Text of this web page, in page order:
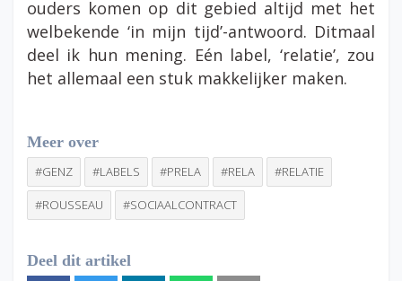
ouders komen op dit gebied altijd met het
welbekende ‘in mijn tijd’-antwoord. Ditmaal
deel ik hun mening. Eén label, ‘relatie’, zou
het allemaal een stuk makkelijker maken.
Meer over
#GENZ #LABELS #PRELA #RELA #RELATIE
#ROUSSEAU #SOCIAALCONTRACT
Deel dit artikel